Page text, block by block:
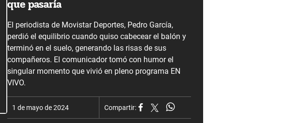
que pasaría
El periodista de Movistar Deportes, Pedro García,
perdió el equilibrio cuando quiso cabecear el balón y
terminó en el suelo, generando las risas de sus
compañeros. El comunicador tomó con humor el
singular momento que vivió en pleno programa EN
VIVO.
1 de mayo de 2024 Compartir: